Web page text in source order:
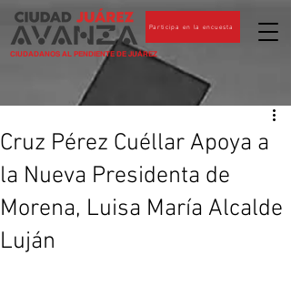
CIUDADANOS AL PENDIENTE DE JUÁREZ
Participa en la encuesta
Cruz Pérez Cuéllar Apoya a
la Nueva Presidenta de
Morena, Luisa María Alcalde
Luján